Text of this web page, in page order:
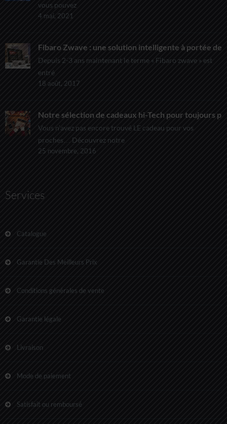
vous pouvez
4 mai, 2021
Fibaro Zwave : une solution intelligente à portée de
Depuis 2-3 ans maintenant le terme « Fibaro zwave » est
entré
18 août, 2017
Notre sélection de cadeaux hi-Tech pour toujours
Vous n’avez pas encore trouvé LE cadeau pour vos
proches… Découvrez notre
25 novembre, 2016
Services
Catalogue
Garantie Des Meilleurs Prix
Conditions générales de vente
Garantie légale
Livraison
Mode de paiement
Satisfait ou remboursé